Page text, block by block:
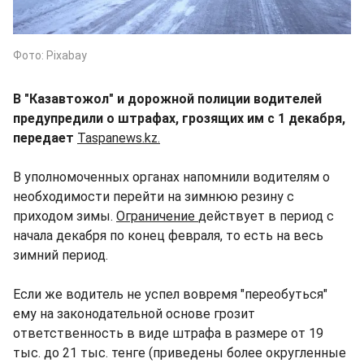
Фото: Pixabay
В "Казавтожол" и дорожной полиции водителей
предупредили о штрафах, грозящих им с 1 декабря,
передает Taspanews.kz.
В уполномоченных органах напомнили водителям о
необходимости перейти на зимнюю резину с
приходом зимы. Ограничение действует в период с
начала декабря по конец февраля, то есть на весь
зимний период.
Если же водитель не успел вовремя "переобуться"
ему на законодательной основе грозит
ответственность в виде штрафа в размере от 19
тыс. до 21 тыс. тенге (приведены более округленные